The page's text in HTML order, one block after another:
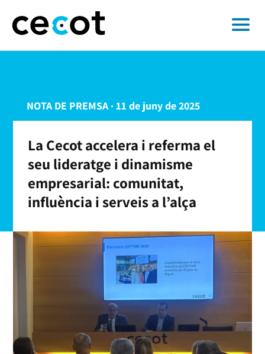
NOTA DE PREMSA · 11 de juny de 2025
La Cecot accelera i referma el
seu lideratge i dinamisme
empresarial: comunitat,
influència i serveis a l’alça